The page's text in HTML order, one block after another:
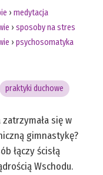
› medytacja
› sposoby na stres
› psychosomatyka
praktyki duchowe
się w
gimnastykę?
łączy ścisłą
Wschodu.